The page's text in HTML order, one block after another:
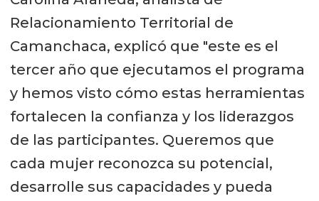
Relacionamiento Territorial de
Camanchaca, explicó que "este es el
tercer año que ejecutamos el programa
y hemos visto cómo estas herramientas
fortalecen la confianza y los liderazgos
de las participantes. Queremos que
cada mujer reconozca su potencial,
desarrolle sus capacidades y pueda